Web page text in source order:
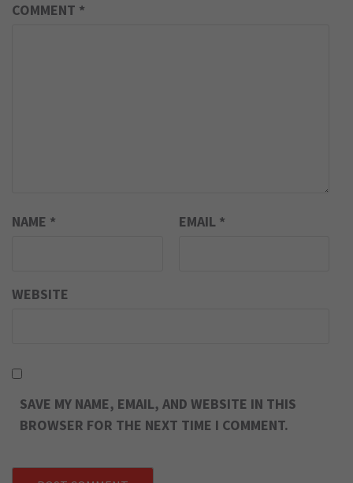
COMMENT *
NAME * EMAIL *
WEBSITE
SAVE MY NAME, EMAIL, AND WEBSITE IN THIS
BROWSER FOR THE NEXT TIME I COMMENT.